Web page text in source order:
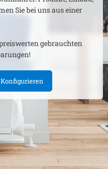
Sie bei uns aus einer
gebrauchten